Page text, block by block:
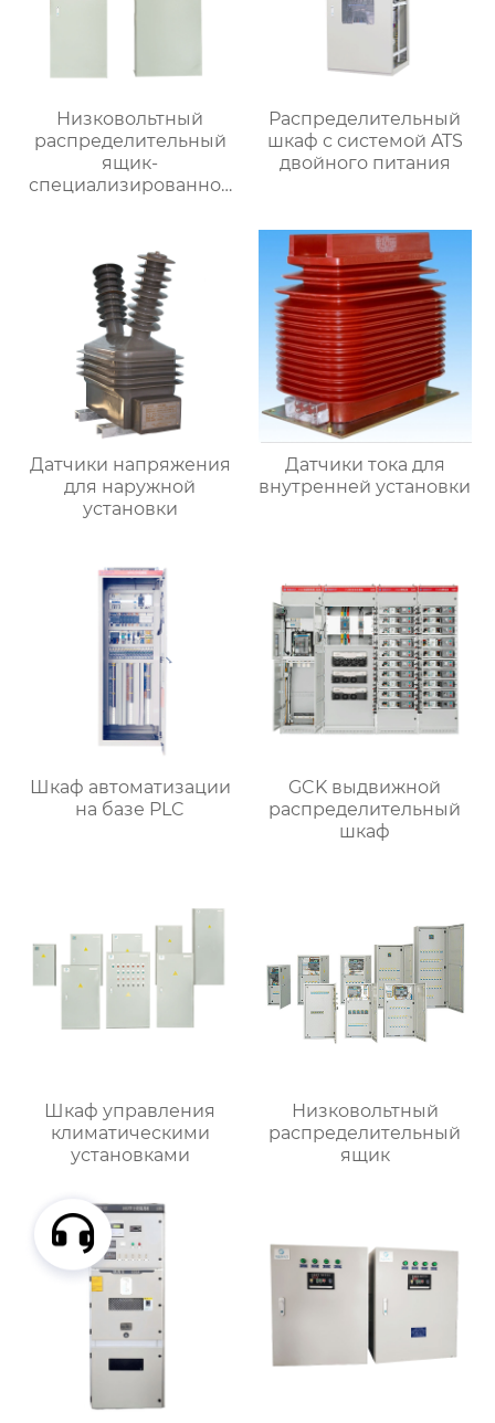
Низковольтный
распределительный
ящик-
специализированное
Распределительный
шкаф с системой ATS
двойного питания
Датчики напряжения
для наружной
установки
Датчики тока для
внутренней установки
Шкаф автоматизации
на базе PLC
GCK выдвижной
распределительный
шкаф
Шкаф управления
климатическими
установками
Низковольтный
распределительный
ящик